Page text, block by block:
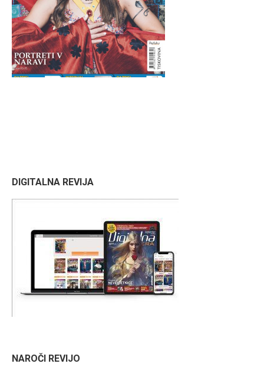
DIGITALNA REVIJA
NAROČI REVIJO